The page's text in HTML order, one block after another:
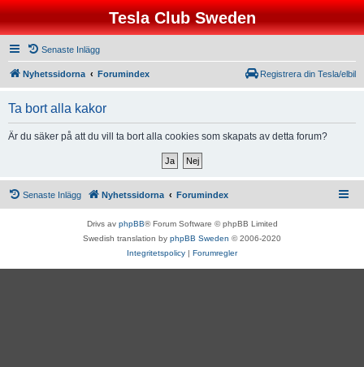
Tesla Club Sweden
Senaste Inlägg
Nyhetssidorna Forumindex Registrera din Tesla/elbil
Ta bort alla kakor
Är du säker på att du vill ta bort alla cookies som skapats av detta forum?
Senaste Inlägg Nyhetssidorna Forumindex
Drivs av phpBB® Forum Software © phpBB Limited
Swedish translation by phpBB Sweden © 2006-2020
Integritetspolicy | Forumregler